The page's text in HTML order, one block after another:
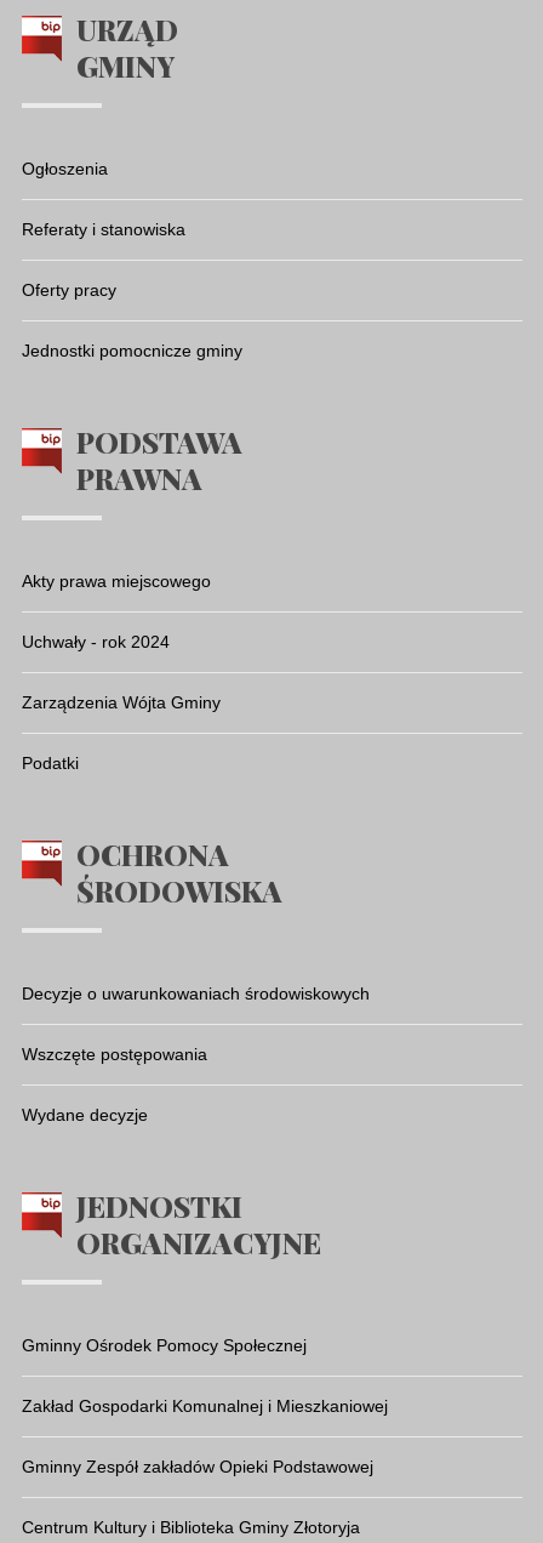
URZĄD
GMINY
Ogłoszenia
Referaty i stanowiska
Oferty pracy
Jednostki pomocnicze gminy
PODSTAWA
PRAWNA
Akty prawa miejscowego
Uchwały - rok 2024
Zarządzenia Wójta Gminy
Podatki
OCHRONA
ŚRODOWISKA
Decyzje o uwarunkowaniach środowiskowych
Wszczęte postępowania
Wydane decyzje
JEDNOSTKI
ORGANIZACYJNE
Gminny Ośrodek Pomocy Społecznej
Zakład Gospodarki Komunalnej i Mieszkaniowej
Gminny Zespół zakładów Opieki Podstawowej
Centrum Kultury i Biblioteka Gminy Złotoryja